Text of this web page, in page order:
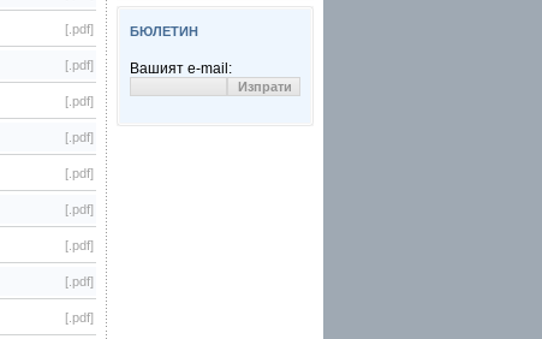
[.pdf]
[.pdf]
[.pdf]
[.pdf]
[.pdf]
[.pdf]
[.pdf]
[.pdf]
[.pdf]
БЮЛЕТИН
Вашият e-mail: